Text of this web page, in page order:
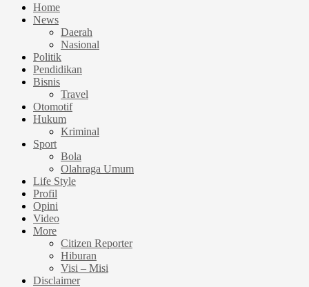
Home
News
Daerah
Nasional
Politik
Pendidikan
Bisnis
Travel
Otomotif
Hukum
Kriminal
Sport
Bola
Olahraga Umum
Life Style
Profil
Opini
Video
More
Citizen Reporter
Hiburan
Visi – Misi
Disclaimer